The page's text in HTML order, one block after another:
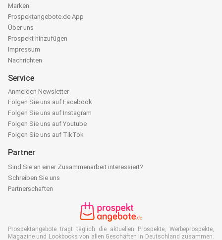
Marken
Prospektangebote.de App
Über uns
Prospekt hinzufügen
Impressum
Nachrichten
Service
Anmelden Newsletter
Folgen Sie uns auf Facebook
Folgen Sie uns auf Instagram
Folgen Sie uns auf Youtube
Folgen Sie uns auf TikTok
Partner
Sind Sie an einer Zusammenarbeit interessiert?
Schreiben Sie uns
Partnerschaften
Prospektangebote trägt täglich die aktuellen Prospekte, Werbeprospekte,
Magazine und Lookbooks von allen Geschäften in Deutschland zusammen.